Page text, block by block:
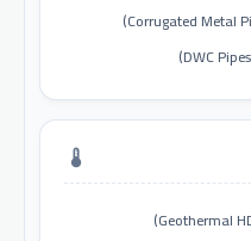
thermostat